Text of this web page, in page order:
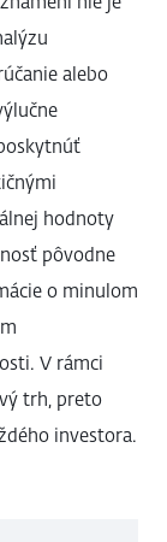
alebo
hodnoty
pôvodne
o minulom
V rámci
trh, preto
investora.